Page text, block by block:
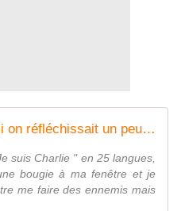
Au-delà de l'émotion, et si on réfléchissait un peu ? (Marie-Cécile (...) - mondialisme.org
suis Charlie " en 25 langues,
bougie à ma fenêtre et je
me faire des ennemis mais